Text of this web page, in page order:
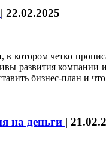
| 22.02.2025
котором четко
развития
бизнес-план и
на деньги |